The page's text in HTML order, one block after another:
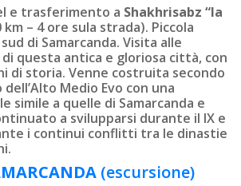
e trasferimento a Shakhrisabz “la
km – 4 ore sula strada). Piccola
di Samarcanda. Visita alle
questa antica e gloriosa città, con
di storia. Venne costruita secondo
Medio Evo con una
a quelle di Samarcanda e
a svilupparsi durante il IX e
i continui conflitti tra le dinastie
(escursione)